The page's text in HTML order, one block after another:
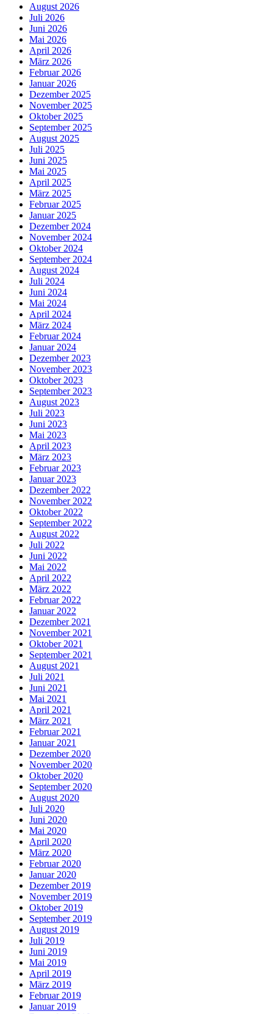
August 2026
Juli 2026
Juni 2026
Mai 2026
April 2026
März 2026
Februar 2026
Januar 2026
Dezember 2025
November 2025
Oktober 2025
September 2025
August 2025
Juli 2025
Juni 2025
Mai 2025
April 2025
März 2025
Februar 2025
Januar 2025
Dezember 2024
November 2024
Oktober 2024
September 2024
August 2024
Juli 2024
Juni 2024
Mai 2024
April 2024
März 2024
Februar 2024
Januar 2024
Dezember 2023
November 2023
Oktober 2023
September 2023
August 2023
Juli 2023
Juni 2023
Mai 2023
April 2023
März 2023
Februar 2023
Januar 2023
Dezember 2022
November 2022
Oktober 2022
September 2022
August 2022
Juli 2022
Juni 2022
Mai 2022
April 2022
März 2022
Februar 2022
Januar 2022
Dezember 2021
November 2021
Oktober 2021
September 2021
August 2021
Juli 2021
Juni 2021
Mai 2021
April 2021
März 2021
Februar 2021
Januar 2021
Dezember 2020
November 2020
Oktober 2020
September 2020
August 2020
Juli 2020
Juni 2020
Mai 2020
April 2020
März 2020
Februar 2020
Januar 2020
Dezember 2019
November 2019
Oktober 2019
September 2019
August 2019
Juli 2019
Juni 2019
Mai 2019
April 2019
März 2019
Februar 2019
Januar 2019